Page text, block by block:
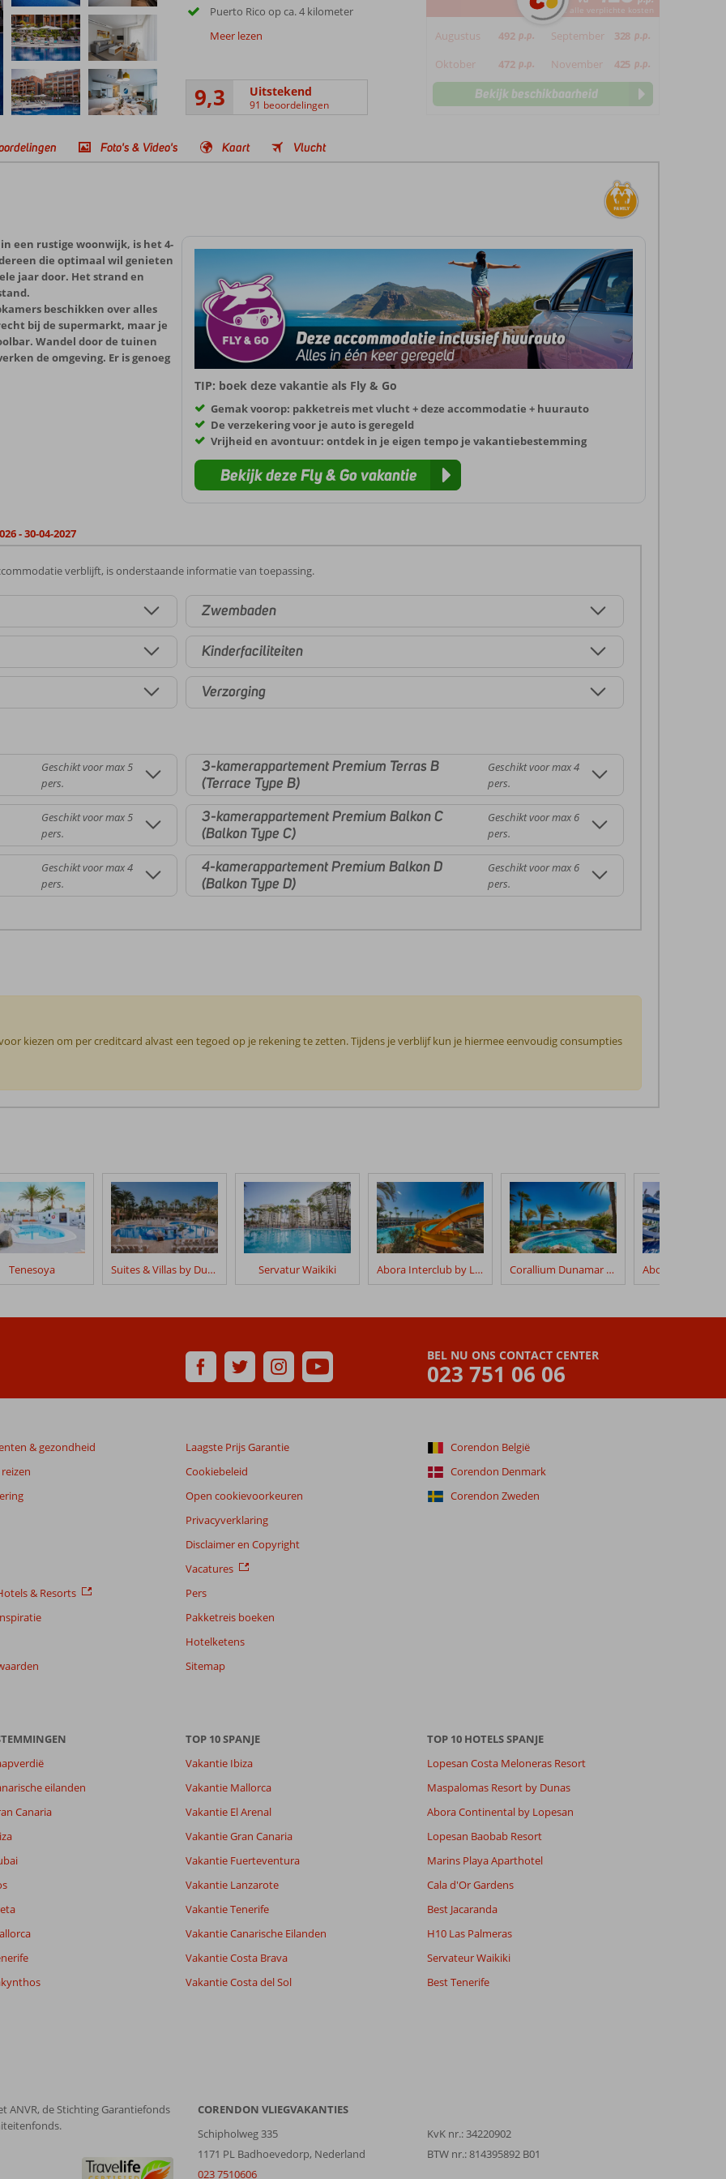
Puerto Rico op ca. 4 kilometer
Meer lezen
9,3 Uitstekend
91 beoordelingen
*incl. alle verplichte kosten
Augustus 492 p.p. September 328 p.p.
Oktober 472 p.p. November 425 p.p.
Bekijk beschikbaarheid
Foto's & Video's Kaart Vlucht
een rustige woonwijk, is het 4-
die optimaal wil genieten
jaar door. Het strand en
beschikken over alles
bij de supermarkt, maar je
Wandel door de tuinen
de omgeving. Er is genoeg
TIP: boek deze vakantie als Fly & Go
Gemak voorop: pakketreis met vlucht + deze accommodatie + huurauto
De verzekering voor je auto is geregeld
Vrijheid en avontuur: ontdek in je eigen tempo je vakantiebestemming
Bekijk deze Fly & Go vakantie
- 30-04-2027
verblijft, is onderstaande informatie van toepassing.
Zwembaden
Kinderfaciliteiten
Verzorging
Geschikt voor max 5
pers.
Geschikt voor max 5
pers.
Geschikt voor max 4
pers.
3-kamerappartement Premium Terras B
(Terrace Type B)
Geschikt voor max 4
pers.
3-kamerappartement Premium Balkon C
(Balkon Type C)
Geschikt voor max 6
pers.
4-kamerappartement Premium Balkon D
(Balkon Type D)
Geschikt voor max 6
pers.
kiezen om per creditcard alvast een tegoed op je rekening te zetten. Tijdens je verblijf kun je hiermee eenvoudig consumpties
6,9
Alle
datum (nieuw > oud)
Tenesoya Suites & Villas by Dunas Servatur Waikiki Abora Interclub by Lopesan Hotels Corallium Dunamar by Lopesan Hotels
BEL NU ONS CONTACT CENTER
023 751 06 06
& gezondheid
& Resorts
Laagste Prijs Garantie
Cookiebeleid
Open cookievoorkeuren
Privacyverklaring
Disclaimer en Copyright
Vacatures
Pers
Pakketreis boeken
Hotelketens
Sitemap
Corendon België
Corendon Denmark
Corendon Zweden
eilanden
Canaria
TOP 10 SPANJE
Vakantie Ibiza
Vakantie Mallorca
Vakantie El Arenal
Vakantie Gran Canaria
Vakantie Fuerteventura
Vakantie Lanzarote
Vakantie Tenerife
Vakantie Canarische Eilanden
Vakantie Costa Brava
Vakantie Costa del Sol
TOP 10 HOTELS SPANJE
Lopesan Costa Meloneras Resort
Maspalomas Resort by Dunas
Abora Continental by Lopesan
Lopesan Baobab Resort
Marins Playa Aparthotel
Cala d'Or Gardens
Best Jacaranda
H10 Las Palmeras
Servateur Waikiki
Best Tenerife
ANVR, de Stichting Garantiefonds
CORENDON VLIEGVAKANTIES
Schipholweg 335
1171 PL Badhoevedorp, Nederland
023 7510606
KvK nr.: 34220902
BTW nr.: 814395892 B01